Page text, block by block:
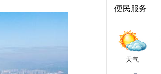
便民服务
天气